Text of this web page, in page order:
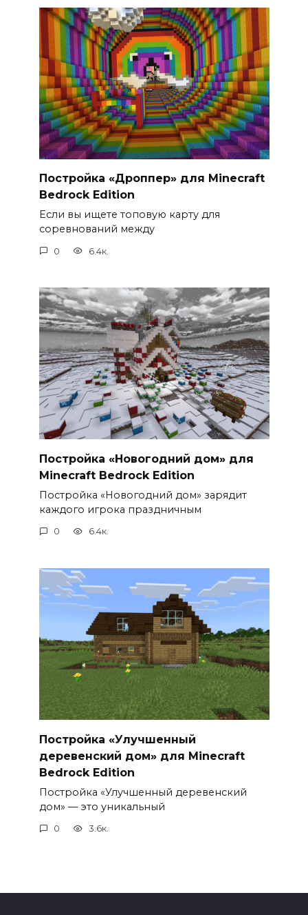
Постройка «Дроппер» для Minecraft
Bedrock Edition
Если вы ищете топовую карту для
соревнований между
0 6.4к.
Постройка «Новогодний дом» для
Minecraft Bedrock Edition
Постройка «Новогодний дом» зарядит
каждого игрока праздничным
0 6.4к.
Постройка «Улучшенный
деревенский дом» для Minecraft
Bedrock Edition
Постройка «Улучшенный деревенский
дом» — это уникальный
0 3.6к.